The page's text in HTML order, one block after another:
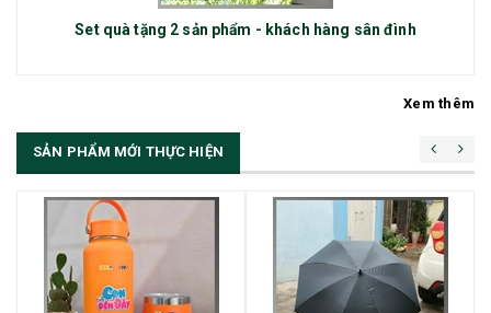
Set quà tặng 2 sản phẩm - khách hàng sân đình
Xem thêm
SẢN PHẨM MỚI THỰC HIỆN